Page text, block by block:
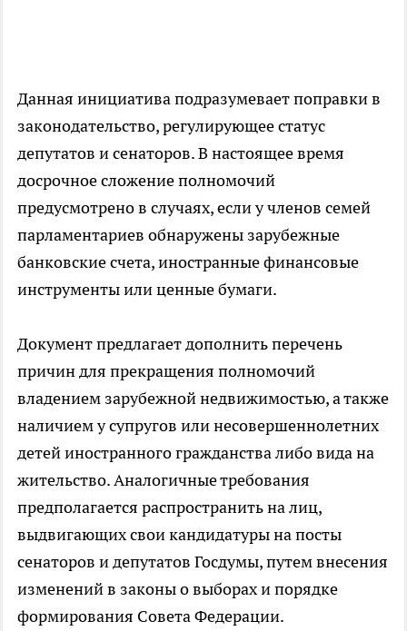
Данная инициатива подразумевает поправки в
законодательство, регулирующее статус
депутатов и сенаторов. В настоящее время
досрочное сложение полномочий
предусмотрено в случаях, если у членов семей
парламентариев обнаружены зарубежные
банковские счета, иностранные финансовые
инструменты или ценные бумаги.
Документ предлагает дополнить перечень
причин для прекращения полномочий
владением зарубежной недвижимостью, а также
наличием у супругов или несовершеннолетних
детей иностранного гражданства либо вида на
жительство. Аналогичные требования
предполагается распространить на лиц,
выдвигающих свои кандидатуры на посты
сенаторов и депутатов Госдумы, путем внесения
изменений в законы о выборах и порядке
формирования Совета Федерации.